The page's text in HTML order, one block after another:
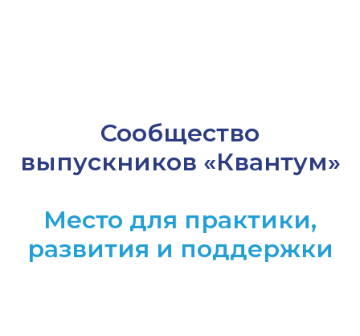
Сообщество
выпускников «Квантум»
Место для практики,
развития и поддержки